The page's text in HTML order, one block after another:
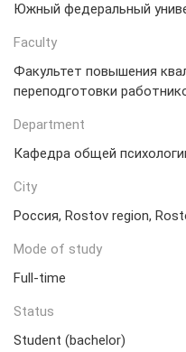
Южный федеральный
Faculty
Факультет повышения
переподготовки
Department
Кафедра общей
City
Россия, Rostov region,
Mode of study
Full-time
Status
Student (bachelor)